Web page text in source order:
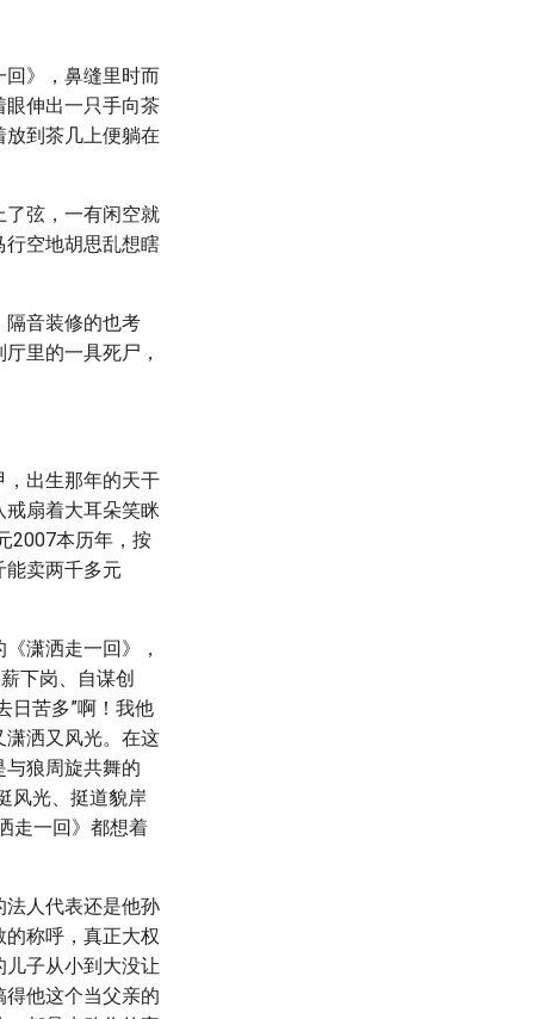
回》，鼻缝里时而
眼伸出一只手向茶
到茶几上便躺在
了弦，一有闲空就
行空地胡思乱想瞎
隔音装修的也考
里的一具死尸，
，出生那年的天干
戒扇着大耳朵笑眯
2007本历年，按
卖两千多元
潇洒走一回》，
下岗、自谋创
日苦多”啊！我他
潇洒又风光。在这
狼周旋共舞的
风光、挺道貌岸
走一回》都想着
法人代表还是他孙
称呼，真正大权
子从小到大没让
他这个当父亲的